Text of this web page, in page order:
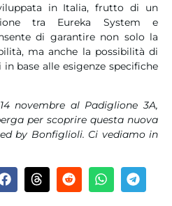
in Italia, frutto di un
tra Eureka System e
di garantire non solo la
ma anche la possibilità di
base alle esigenze specifiche
novembre al Padiglione 3A,
per scoprire questa nuova
by Bonfiglioli. Ci vediamo in